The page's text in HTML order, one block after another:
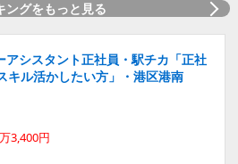
ングをもっと見る
シスタント正社員・駅チカ「正社
キル活かしたい方」・港区港南
3,400円